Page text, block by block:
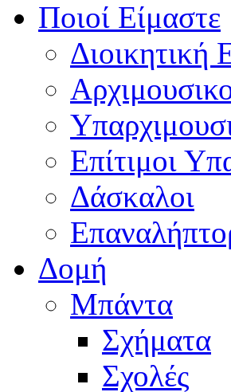
Ποιοί Είμαστε
Διοικητική
Επίτιμοι
Δάσκαλοι
Δομή
Μπάντα
Σχήματα
Σχολές